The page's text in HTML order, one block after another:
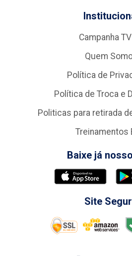
Campanha
Quem
Política de
Política de Troca e
Politicas para retirada
Treinamentos
Baixe já
Site